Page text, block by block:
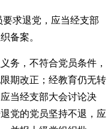
求退党，应当经支部
备案。
务，不符合党员条件，
期改正；经教育仍无转
当经支部大会讨论决
党的党员坚持不退，应